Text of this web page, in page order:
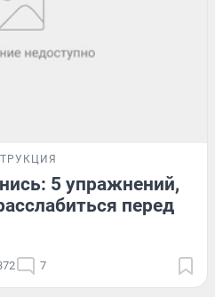
5 упражнений,
перед
7